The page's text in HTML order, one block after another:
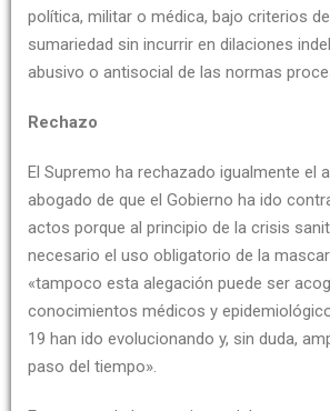
política, militar o médica, bajo criterios
sumariedad sin incurrir en dilaciones
abusivo o antisocial de las normas
Rechazo
El Supremo ha rechazado igualmente el
abogado de que el Gobierno ha ido
actos porque al principio de la crisis
necesario el uso obligatorio de la
«tampoco esta alegación puede ser
conocimientos médicos y
19 han ido evolucionando y, sin duda,
paso del tiempo».